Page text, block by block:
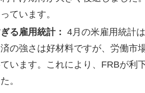
ています。
る雇用統計： 4月の米雇用統計
の強さは好材料ですが、労働市
います。これにより、FRBが利
。